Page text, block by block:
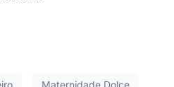
Maternidade Dolce